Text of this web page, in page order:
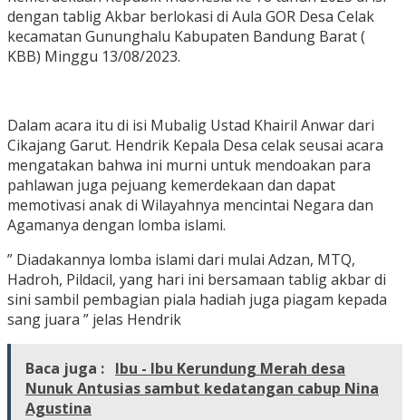
dengan tablig Akbar berlokasi di Aula GOR Desa Celak
kecamatan Gununghalu Kabupaten Bandung Barat (
KBB) Minggu 13/08/2023.
Dalam acara itu di isi Mubalig Ustad Khairil Anwar dari
Cikajang Garut. Hendrik Kepala Desa celak seusai acara
mengatakan bahwa ini murni untuk mendoakan para
pahlawan juga pejuang kemerdekaan dan dapat
memotivasi anak di Wilayahnya mencintai Negara dan
Agamanya dengan lomba islami.
” Diadakannya lomba islami dari mulai Adzan, MTQ,
Hadroh, Pildacil, yang hari ini bersamaan tablig akbar di
sini sambil pembagian piala hadiah juga piagam kepada
sang juara ” jelas Hendrik
Baca juga : Ibu - Ibu Kerundung Merah desa
Nunuk Antusias sambut kedatangan cabup Nina
Agustina